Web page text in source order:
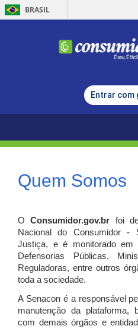
BRASIL
Entrar com
Quem Somos
OConsumidor.gov.br
foi
Nacional do Consumidor -
Justiça, e é monitorado em
Defensorias Públicas,
Reguladoras, entre outros
toda a sociedade.
A Senacon é a responsável
manutenção da plataforma,
com demais órgãos e